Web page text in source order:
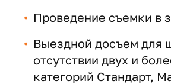
Проведение съемки в
Выездной досъем для
отсутствии двух и
категорий Стандарт,